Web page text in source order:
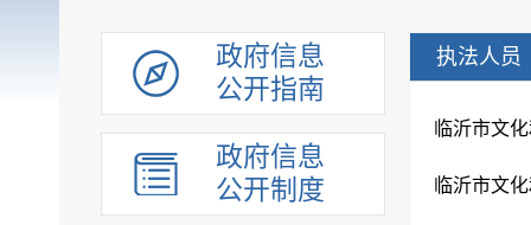
政府信息
公开指南
政府信息
公开制度
执法人员
临沂市文
临沂市文